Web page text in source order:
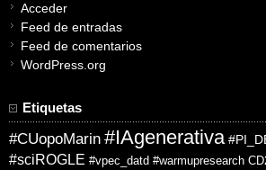
Acceder
Feed de entradas
Feed de comentarios
WordPress.org
Etiquetas
#CUopoMarin #IAgenerativa
#sciROGLE #vpec_datd #warmupresearch